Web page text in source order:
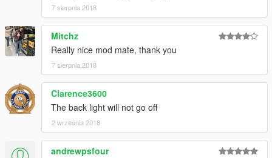
7 sierpnia 2018
Mitchz
Really nice mod mate, thank you
7 sierpnia 2018
Clarence3600
The back light will not go off
2 września 2018
andrewpsfour